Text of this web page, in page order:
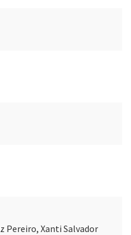
Pereiro, Xanti Salvador